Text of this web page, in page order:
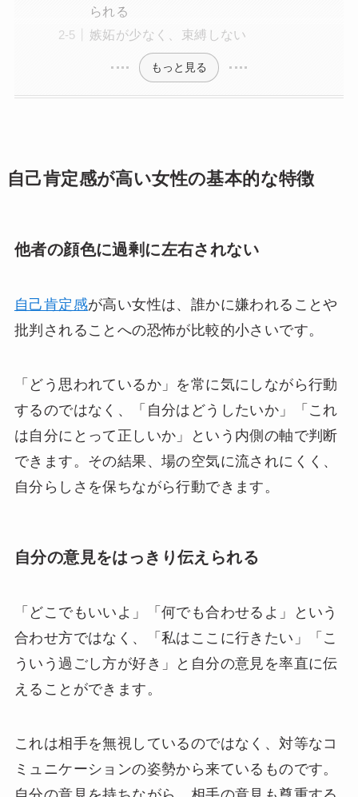
られる
嫉妬が少なく、束縛しない
もっと見る
自己肯定感が高い女性の基本的な特徴
他者の顔色に過剰に左右されない
自己肯定感が高い女性は、誰かに嫌われることや
批判されることへの恐怖が比較的小さいです。
「どう思われているか」を常に気にしながら行動
するのではなく、「自分はどうしたいか」「これ
は自分にとって正しいか」という内側の軸で判断
できます。その結果、場の空気に流されにくく、
自分らしさを保ちながら行動できます。
自分の意見をはっきり伝えられる
「どこでもいいよ」「何でも合わせるよ」という
合わせ方ではなく、「私はここに行きたい」「こ
ういう過ごし方が好き」と自分の意見を率直に伝
えることができます。
これは相手を無視しているのではなく、対等なコ
ミュニケーションの姿勢から来ているものです。